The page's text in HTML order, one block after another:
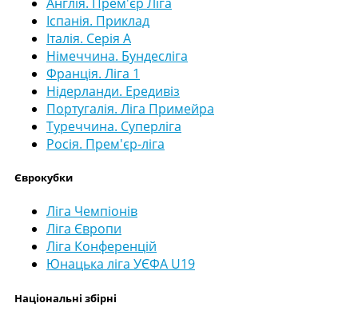
Іспанія. Приклад
Італія. Серія А
Німеччина. Бундесліга
Франція. Ліга 1
Нідерланди. Ередивіз
Португалія. Ліга Примейра
Туреччина. Суперліга
Росія. Прем'єр-ліга
Єврокубки
Ліга Чемпіонів
Ліга Європи
Ліга Конференцій
Юнацька ліга УЄФА U19
Національні збірні